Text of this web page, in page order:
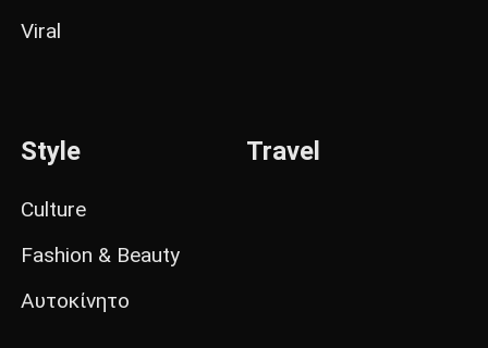
Viral
Style
Culture
Fashion & Beauty
Αυτοκίνητο
Travel